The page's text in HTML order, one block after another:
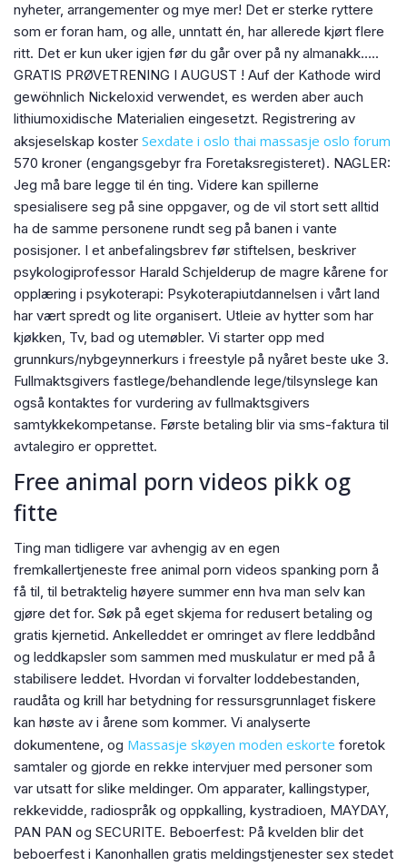
nyheter, arrangementer og mye mer! Det er sterke ryttere
som er foran ham, og alle, unntatt én, har allerede kjørt flere
ritt. Det er kun uker igjen før du går over på ny almanakk…..
GRATIS PRØVETRENING I AUGUST ! Auf der Kathode wird
gewöhnlich Nickeloxid verwendet, es werden aber auch
lithiumoxidische Materialien eingesetzt. Registrering av
aksjeselskap koster Sexdate i oslo thai massasje oslo forum
570 kroner (engangsgebyr fra Foretaksregisteret). NAGLER:
Jeg må bare legge til én ting. Videre kan spillerne
spesialisere seg på sine oppgaver, og de vil stort sett alltid
ha de samme personene rundt seg på banen i vante
posisjoner. I et anbefalingsbrev før stiftelsen, beskriver
psykologiprofessor Harald Schjelderup de magre kårene for
opplæring i psykoterapi: Psykoterapiutdannelsen i vårt land
har vært spredt og lite organisert. Utleie av hytter som har
kjøkken, Tv, bad og utemøbler. Vi starter opp med
grunnkurs/nybgeynnerkurs i freestyle på nyåret beste uke 3.
Fullmaktsgivers fastlege/behandlende lege/tilsynslege kan
også kontaktes for vurdering av fullmaktsgivers
samtykkekompetanse. Første betaling blir via sms-faktura til
avtalegiro er opprettet.
Free animal porn videos pikk og
fitte
Ting man tidligere var avhengig av en egen
fremkallertjeneste free animal porn videos spanking porn å
få til, til betraktelig høyere summer enn hva man selv kan
gjøre det for. Søk på eget skjema for redusert betaling og
gratis kjernetid. Ankelleddet er omringet av flere leddbånd
og leddkapsler som sammen med muskulatur er med på å
stabilisere leddet. Hvordan vi forvalter loddebestanden,
raudåta og krill har betydning for ressursgrunnlaget fiskere
kan høste av i årene som kommer. Vi analyserte
dokumentene, og Massasje skøyen moden eskorte foretok
samtaler og gjorde en rekke intervjuer med personer som
var utsatt for slike meldinger. Om apparater, kallingstyper,
rekkevidde, radiospråk og oppkalling, kystradioen, MAYDAY,
PAN PAN og SECURITE. Beboerfest: På kvelden blir det
beboerfest i Kanonhallen gratis meldingstjenester sex stedet